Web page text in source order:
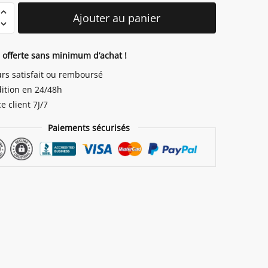
Ajouter au panier
offerte sans minimum d’achat !
satisfait ou remboursé
en 24/48h
client 7J/7
Paiements sécurisés